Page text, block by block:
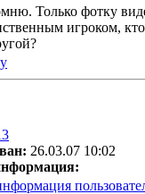
Только фотку
игроком,
26.03.07 10:02